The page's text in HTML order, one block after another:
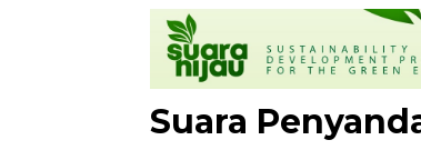
Suara